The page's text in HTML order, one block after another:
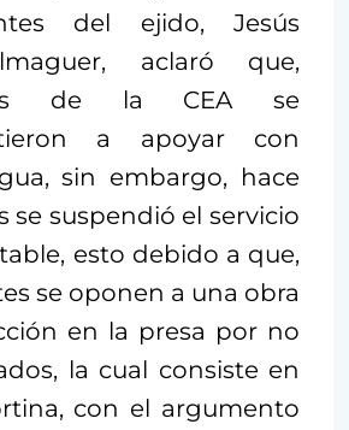
del ejido, Jesús
aclaró que,
de la CEA se
a apoyar con
sin embargo, hace
se suspendió el servicio
esto debido a que,
se oponen a una obra
en la presa por no
la cual consiste en
con el argumento